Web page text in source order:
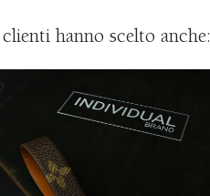
hanno scelto anche: